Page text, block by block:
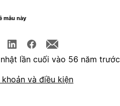
mẫu này
lần cuối vào 56 năm trước
và điều kiện